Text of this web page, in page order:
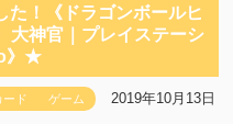
た！《ドラゴンボールヒ
大神官｜プレイステーシ
》★
ード ゲーム 2019年10月13日